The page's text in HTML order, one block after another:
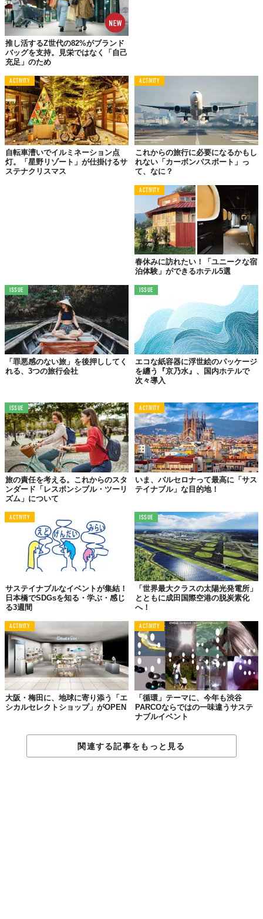
TABI LABO
この世界は、もっと広いはずだ。
推し活するZ世代の82%がブランド
バッグを支持。見栄ではなく「自己
充足」のため
ACTIVITY
自転車漕いでイルミネーション点
灯。「星野リゾート」が仕掛けるサ
ステナクリスマス
ACTIVITY
これからの旅行に必要になるかもし
れない「カーボンパスポート」っ
て、なに？
ACTIVITY
春休みに訪れたい！「ユニークな宿
泊体験」ができるホテル5選
ISSUE
「罪悪感のない旅」を後押ししてく
れる、3つの旅行会社
ISSUE
エコな紙容器に浮世絵のパッケージ
を纏う『京乃水』、国内ホテルで
次々導入
ISSUE
旅の責任を考える。これからのスタ
ンダード「レスポンシブル・ツーリ
ズム」について
ACTIVITY
いま、バルセロナって最高に「サス
テイナブル」な目的地！
ACTIVITY
サステイナブルなイベントが集結！
日本橋でSDGsを知る・学ぶ・感じ
る3週間
ISSUE
「世界最大クラスの太陽光発電所」
とともに成田国際空港の脱炭素化
へ！
ACTIVITY
大阪・梅田に、地球に寄り添う「エ
シカルセレクトショップ」がOPEN
ACTIVITY
「循環」テーマに、今年も渋谷
PARCOならではの一味違うサステ
ナブルイベント
関連する記事をもっと見る